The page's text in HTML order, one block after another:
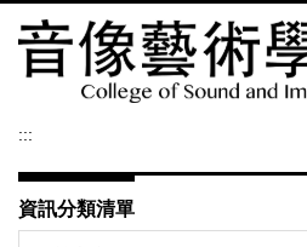
到
容
區
:::
資訊分類清單